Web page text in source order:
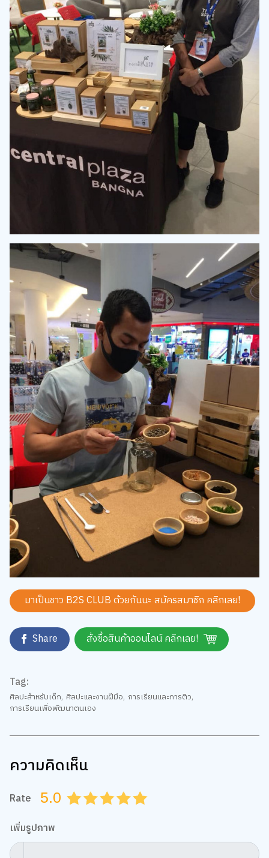
มาเป็นชาว B2S CLUB ด้วยกันนะ สมัครสมาชิก คลิกเลย!
Share สั่งซื้อสินค้าออนไลน์ คลิกเลย!
Tag:
ศิลปะสำหรับเด็ก, ศิลปะและงานฝีมือ, การเรียนและการติว,
การเรียนเพื่อพัฒนาตนเอง
ความคิดเห็น
Rate 5.0 4.5
4.0
3.5
3.0
2.5
2.0
1.5
1.0
0.5
เพิ่มรูปภาพ